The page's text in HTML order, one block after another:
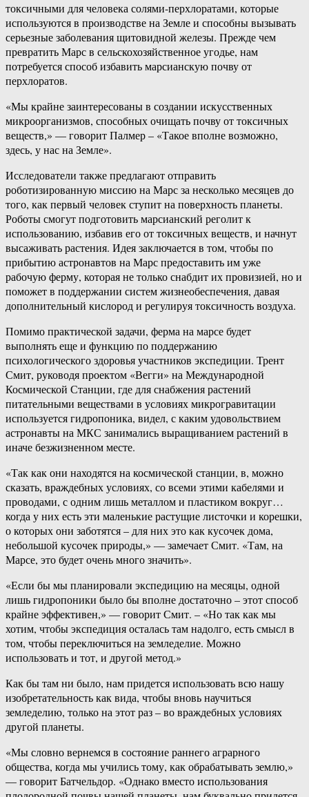
токсичными для человека солями-перхлоратами, которые
используются в производстве на Земле и способны вызывать
серьезные заболевания щитовидной железы. Прежде чем
превратить Марс в сельскохозяйственное угодье, нам
потребуется способ избавить марсианскую почву от
перхлоратов.
«Мы крайне заинтересованы в создании искусственных
микроорганизмов, способных очищать почву от токсичных
веществ,» — говорит Палмер – «Такое вполне возможно,
здесь, у нас на Земле».
Исследователи также предлагают отправить
роботизированную миссию на Марс за несколько месяцев до
того, как первый человек ступит на поверхность планеты.
Роботы смогут подготовить марсианский реголит к
использованию, избавив его от токсичных веществ, и начнут
высаживать растения. Идея заключается в том, чтобы по
прибытию астронавтов на Марс предоставить им уже
рабочую ферму, которая не только снабдит их провизией, но и
поможет в поддержании систем жизнеобеспечения, давая
дополнительный кислород и регулируя токсичность воздуха.
Помимо практической задачи, ферма на марсе будет
выполнять еще и функцию по поддержанию
психологического здоровья участников экспедиции. Трент
Смит, руководя проектом «Вегги» на Международной
Космической Станции, где для снабжения растений
питательными веществами в условиях микрогравитации
используется гидропоника, видел, с каким удовольствием
астронавты на МКС занимались выращиванием растений в
иначе безжизненном месте.
«Так как они находятся на космической станции, в, можно
сказать, враждебных условиях, со всеми этими кабелями и
проводами, с одним лишь металлом и пластиком вокруг…
когда у них есть эти маленькие растущие листочки и корешки,
о которых они заботятся – для них это как кусочек дома,
небольшой кусочек природы,» — замечает Смит. «Там, на
Марсе, это будет очень много значить».
«Если бы мы планировали экспедицию на месяцы, одной
лишь гидропоники было бы вполне достаточно – этот способ
крайне эффективен,» — говорит Смит. – «Но так как мы
хотим, чтобы экспедиция осталась там надолго, есть смысл в
том, чтобы переключиться на земледелие. Можно
использовать и тот, и другой метод.»
Как бы там ни было, нам придется использовать всю нашу
изобретательность как вида, чтобы вновь научиться
земледелию, только на этот раз – во враждебных условиях
другой планеты.
«Мы словно вернемся в состояние раннего аграрного
общества, когда мы учились тому, как обрабатывать землю,»
— говорит Батчельдор. «Однако вместо использования